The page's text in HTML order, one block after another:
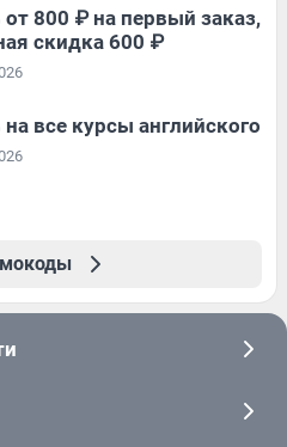
800 ₽ на первый заказ,
скидка 600 ₽
все курсы английского